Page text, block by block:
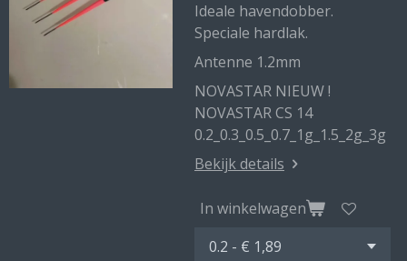
Ideale havendobber.
Speciale hardlak.
Antenne 1.2mm
NOVASTAR NIEUW !
NOVASTAR CS 14
0.2_0.3_0.5_0.7_1g_1.5_2g_3g
Bekijk details
In winkelwagen